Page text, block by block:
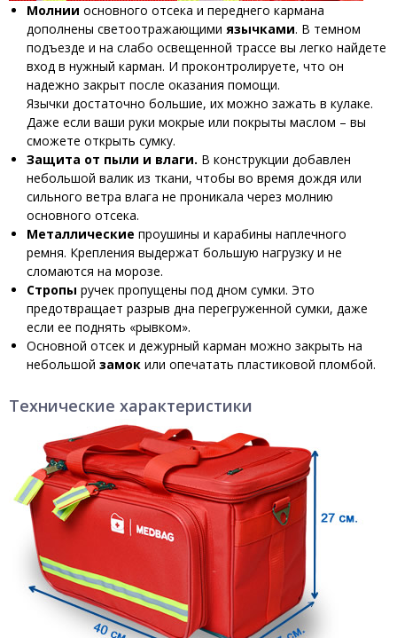
Молнии основного отсека и переднего кармана
дополнены светоотражающими язычками. В темном
подъезде и на слабо освещенной трассе вы легко найдете
вход в нужный карман. И проконтролируете, что он
надежно закрыт после оказания помощи.
Язычки достаточно большие, их можно зажать в кулаке.
Даже если ваши руки мокрые или покрыты маслом – вы
сможете открыть сумку.
Защита от пыли и влаги. В конструкции добавлен
небольшой валик из ткани, чтобы во время дождя или
сильного ветра влага не проникала через молнию
основного отсека.
Металлические проушины и карабины наплечного
ремня. Крепления выдержат большую нагрузку и не
сломаются на морозе.
Стропы ручек пропущены под дном сумки. Это
предотвращает разрыв дна перегруженной сумки, даже
если ее поднять «рывком».
Основной отсек и дежурный карман можно закрыть на
небольшой замок или опечатать пластиковой пломбой.
Технические характеристики